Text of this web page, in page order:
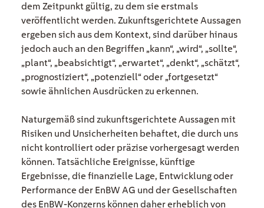
dem Zeitpunkt gültig, zu dem sie erstmals
veröffentlicht werden. Zukunftsgerichtete Aussagen
ergeben sich aus dem Kontext, sind darüber hinaus
jedoch auch an den Begriffen „kann“, „wird“, „sollte“,
„plant“, „beabsichtigt“, „erwartet“, „denkt“, „schätzt“,
„prognostiziert“, „potenziell“ oder „fortgesetzt“
sowie ähnlichen Ausdrücken zu erkennen.
Naturgemäß sind zukunftsgerichtete Aussagen mit
Risiken und Unsicherheiten behaftet, die durch uns
nicht kontrolliert oder präzise vorhergesagt werden
können. Tatsächliche Ereignisse, künftige
Ergebnisse, die finanzielle Lage, Entwicklung oder
Performance der EnBW AG und der Gesellschaften
des EnBW-Konzerns können daher erheblich von